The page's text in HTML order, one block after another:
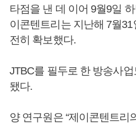
타점을 낸 데 이어 9월9일
이콘텐트리는 지난해 7월
전히 확보했다.
JTBC를 필두로 한 방송사
됐다.
양 연구원은 “제이콘텐트리